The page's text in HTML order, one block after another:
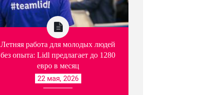
Летняя работа для молодых людей
без опыта: Lidl предлагает до 1280
евро в месяц
22 мая, 2026